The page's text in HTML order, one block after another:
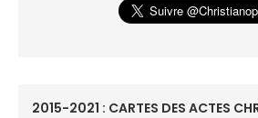
2015-2021 : CARTES DES ACTES